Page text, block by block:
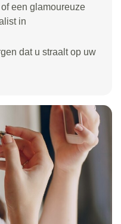
een glamoureuze
in
dat u straalt op uw